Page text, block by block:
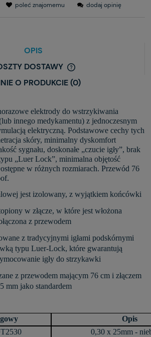
poleć znajomemu dodaj opinię
OPIS
DOSTAWY
O PRODUKCIE (0)
elektrody do wstrzykiwania
innego medykamentu) z jednoczesnym
elektryczną. Podstawowe cechy tych
skóry, minimalny dyskomfort
sygnału, doskonałe „czucie igły”, brak
„Luer Lock”, minimalna objętość
w różnych rozmiarach. Przewód 76
jest izolowany, z wyjątkiem końcówki
w złącze, w które jest włożona
z przewodem
z tradycyjnymi igłami podskórnymi
typu Luer-Lock, które gwarantują
igły do strzykawki
z przewodem mającym 76 cm i złączem
mm jako standardem
Opis
0,30 x 25mm -